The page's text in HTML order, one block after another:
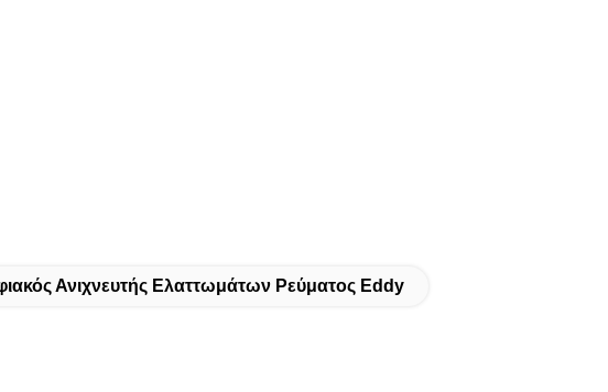
Ανιχνευτής Ελαττωμάτων Ρεύματος Eddy